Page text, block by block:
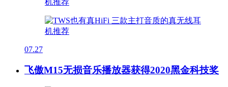
07.27
飞傲M15无损音乐播放器获得2020黑金科技奖